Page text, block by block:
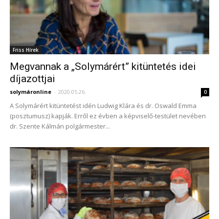
Friss Hírek
Megvannak a „Solymárért” kitüntetés idei
díjazottjai
solymáronline - 2020.05.26. 0
A Solymárért kitüntetést idén Ludwig Klára és dr. Oswald Emma
(posztumusz) kapják. Erről ez évben a képviselő-testület nevében
dr. Szente Kálmán polgármester...